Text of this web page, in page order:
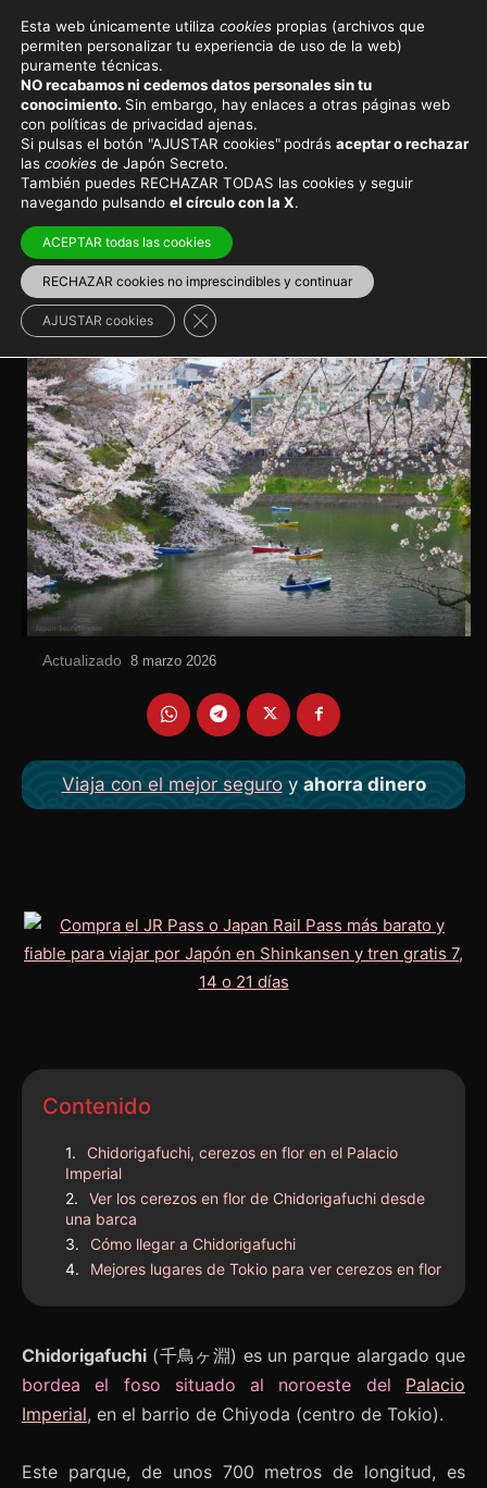
Viajar a Japón Lugares secretos
Chidorigafuchi, foso del
Palacio Imperial de Tokio y
sus cerezos en flor
Un rincón muy fotogénico de Tokio a finales de marzo
y principios de abril
Chiyoda > Palacio Imperial
Actualizado 8 marzo 2026
Viaja con el mejor seguroy ahorra dinero
Contenido
Chidorigafuchi, cerezos en flor en el Palacio
Imperial
Ver los cerezos en flor de Chidorigafuchi desde
una barca
Cómo llegar a Chidorigafuchi
Mejores lugares de Tokio para ver cerezos en flor
Chidorigafuchi (千鳥ヶ淵) es un parque alargado que
bordea el foso situado al noroeste del
Palacio
Imperial, en el barrio de Chiyoda (centro de Tokio).
Este parque, de unos 700 metros de longitud, es
Esta web únicamente utiliza cookies propias (archivos que
permiten personalizar tu experiencia de uso de la web)
puramente técnicas.
NO recabamos ni cedemos datos personales sin tu
conocimiento. Sin embargo, hay enlaces a otras páginas web
con políticas de privacidad ajenas.
Si pulsas el botón "AJUSTAR cookies" podrás aceptar o rechazar
las cookies de Japón Secreto.
También puedes RECHAZAR TODAS las cookies y seguir
navegando pulsando el círculo con la X.
ACEPTAR todas las cookies
RECHAZAR cookies no imprescindibles y continuar
AJUSTAR cookies Cerrar el banner de cookies RGPD